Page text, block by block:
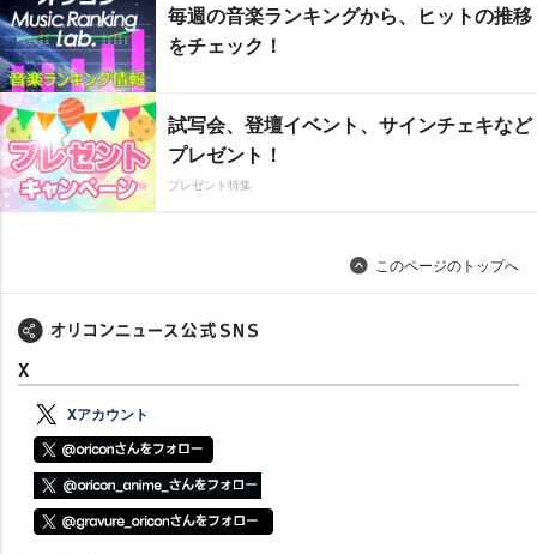
毎週の音楽ランキングから、ヒットの推移
をチェック！
試写会、登壇イベント、サインチェキなど
プレゼント！
プレゼント特集
このページのトップへ
X
Xアカウント